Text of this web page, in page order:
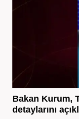
Bakan Kurum,
detaylarını